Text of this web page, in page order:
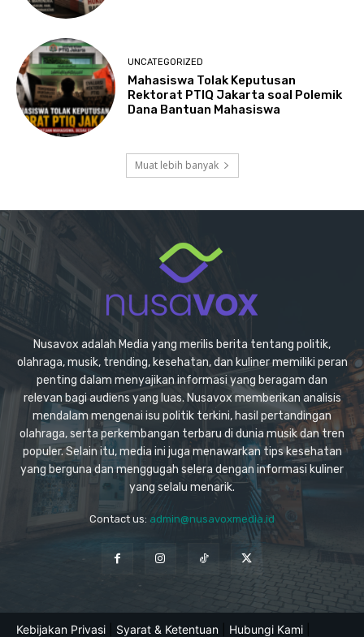
UNCATEGORIZED
Mahasiswa Tolak Keputusan
Rektorat PTIQ Jakarta soal Polemik
Dana Bantuan Mahasiswa
Muat lebih banyak
Nusavox adalah Media yang merilis berita tentang politik,
olahraga, musik, trending, kesehatan, dan kuliner memiliki peran
penting dalam menyajikan informasi yang beragam dan
relevan bagi audiens yang luas. Nusavox memberikan analisis
mendalam mengenai isu politik terkini, hasil pertandingan
olahraga, serta perkembangan terbaru di dunia musik dan tren
populer. Selain itu, media ini juga menawarkan tips kesehatan
yang berguna dan menggugah selera dengan informasi kuliner
yang selalu menarik.
Contact us: admin@nusavoxmedia.id
Kebijakan Privasi Syarat & Ketentuan Hubungi Kami